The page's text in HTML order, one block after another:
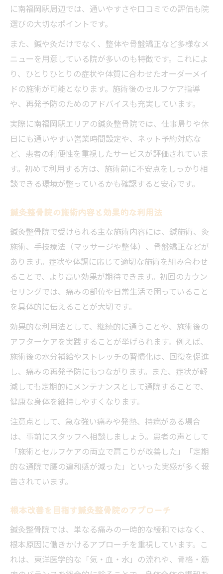
に南福岡駅周辺では、通いやすさや口コミでの評価も院
選びの大切なポイントです。
また、鍼や灸だけでなく、整体や骨盤矯正など多様なメ
ニューを用意している院が多いのも特徴です。これによ
り、ひとりひとりの症状や体質に合わせたオーダーメイ
ドの施術が可能となります。施術後のセルフケア指導
や、再発予防のためのアドバイスも充実しています。
実際に南福岡駅エリアの鍼灸整骨院では、仕事帰りや休
日にも通いやすい営業時間設定や、ネット予約対応な
ど、患者の利便性を重視したサービスが評価されていま
す。初めて利用する方は、施術前に不安点をしっかり相
談できる環境が整っているかも確認すると安心です。
鍼灸整骨院の施術内容と効果的な利用法
鍼灸整骨院で受けられる主な施術内容には、鍼施術、灸
施術、手技療法（マッサージや整体）、骨盤矯正などが
あります。症状や体調に応じて適切な施術を組み合わせ
ることで、より高い効果が期待できます。初回のカウン
セリングでは、痛みの部位や日常生活で困っていること
を具体的に伝えることが大切です。
効果的な利用法として、継続的に通うことや、施術後の
アフターケアを実践することが挙げられます。例えば、
施術後の水分補給やストレッチの習慣化は、回復を促進
し、痛みの再発予防にもつながります。また、症状が軽
減しても定期的にメンテナンスとして通院することで、
健康な身体を維持しやすくなります。
注意点として、急な強い痛みや発熱、持病がある場合
は、事前にスタッフへ相談しましょう。患者の声として
「施術とセルフケアの両立で肩こりが改善した」「定期
的な通院で腰の違和感が減った」といった実感が多く報
告されています。
根本改善を目指す鍼灸整骨院のアプローチ
鍼灸整骨院では、単なる痛みの一時的な緩和ではなく、
根本原因に働きかけるアプローチを重視しています。こ
れは、東洋医学的な「気・血・水」の流れや、骨格・筋